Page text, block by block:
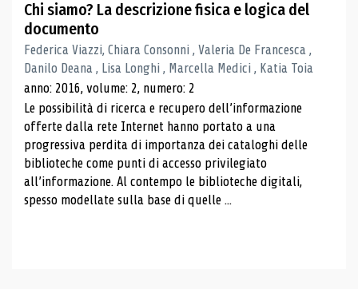
Chi siamo? La descrizione fisica e logica del
documento
Federica Viazzi, Chiara Consonni , Valeria De Francesca ,
Danilo Deana , Lisa Longhi , Marcella Medici , Katia Toia
anno: 2016, volume: 2, numero: 2
Le possibilità di ricerca e recupero dell’informazione
offerte dalla rete Internet hanno portato a una
progressiva perdita di importanza dei cataloghi delle
biblioteche come punti di accesso privilegiato
all’informazione. Al contempo le biblioteche digitali,
spesso modellate sulla base di quelle ...